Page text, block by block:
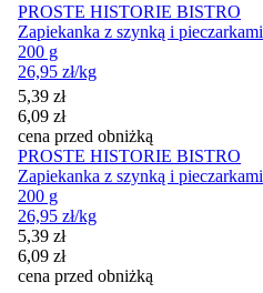
PROSTE HISTORIE BISTRO
Zapiekanka z szynką i pieczarkami
200 g
26,95 zł/kg
Cena promocyjna
5,39 zł
6,09 zł
cena przed obniżką
PROSTE HISTORIE BISTRO
Zapiekanka z szynką i pieczarkami
200 g
26,95 zł/kg
Cena promocyjna
5,39 zł
6,09 zł
cena przed obniżką